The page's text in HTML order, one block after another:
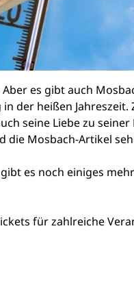
es gibt auch
der heißen Jahreszeit.
seine Liebe zu
die Mosbach-Artikel
es noch einiges
für zahlreiche